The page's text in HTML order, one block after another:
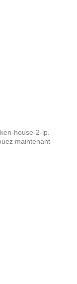
house-2-lp.
maintenant